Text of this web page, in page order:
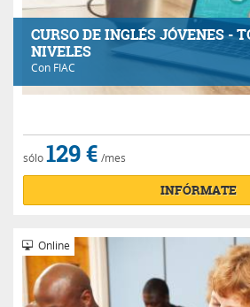
CURSO DE INGLÉS JÓVENES -
NIVELES
Con FIAC
sólo129 € /mes
INFÓRMATE
Online